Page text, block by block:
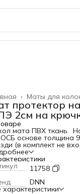
Маты для
›
протектор
2см на
мата ПВХ ткань.
основе толщина
(в комплект не
для
к стене.
в основе
материалы
11758
DNN
характеристики